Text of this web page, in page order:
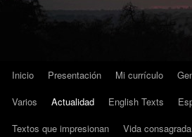
Inicio Presentación Mi currículo
Varios
Actualidad English Texts
Textos que impresionan
Vida consagrada